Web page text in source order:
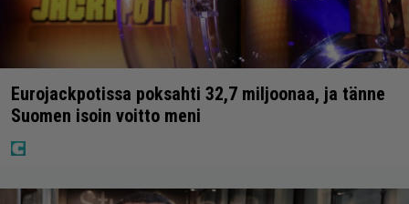
Eurojackpotissa poksahti 32,7 miljoonaa, ja tänne
Suomen isoin voitto meni